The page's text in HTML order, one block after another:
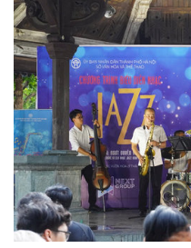
diễn của NSƯT Quyền Văn
Club, mở ra một không gian
trung tâm Thủ đô.